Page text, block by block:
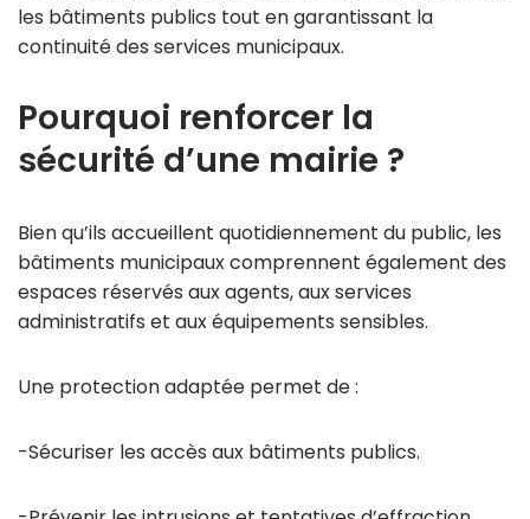
les bâtiments publics tout en garantissant la
continuité des services municipaux.
Pourquoi renforcer la
sécurité d’une mairie ?
Bien qu’ils accueillent quotidiennement du public, les
bâtiments municipaux comprennent également des
espaces réservés aux agents, aux services
administratifs et aux équipements sensibles.
Une protection adaptée permet de :
-Sécuriser les accès aux bâtiments publics.